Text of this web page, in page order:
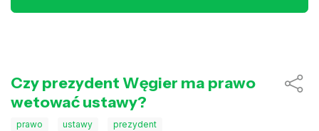
Czy prezydent Węgier ma prawo
wetować ustawy?
prawo ustawy prezydent